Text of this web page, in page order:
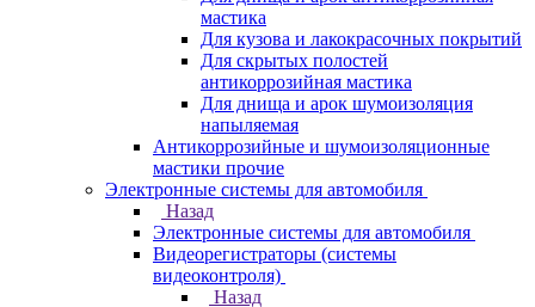
мастика
Для кузова и лакокрасочных покрытий
Для скрытых полостей
антикоррозийная мастика
Для днища и арок шумоизоляция
напыляемая
Антикоррозийные и шумоизоляционные
мастики прочие
Электронные системы для автомобиля
Назад
Электронные системы для автомобиля
Видеорегистраторы (системы
видеоконтроля)
Назад